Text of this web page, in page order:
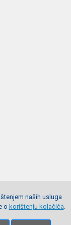
naših usluga
o korištenju kolačića.